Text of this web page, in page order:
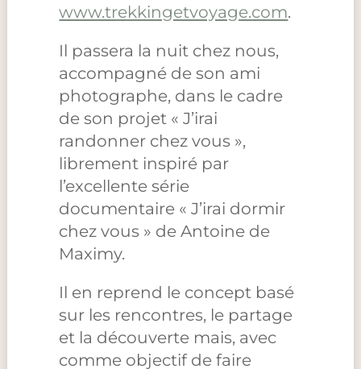
www.trekkingetvoyage.com.
Il passera la nuit chez nous,
accompagné de son ami
photographe, dans le cadre
de son projet « J’irai
randonner chez vous »,
librement inspiré par
l’excellente série
documentaire « J’irai dormir
chez vous » de Antoine de
Maximy.
Il en reprend le concept basé
sur les rencontres, le partage
et la découverte mais, avec
comme objectif de faire